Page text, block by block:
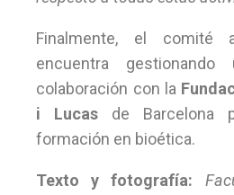
Finalmente, el comité
encuentra
colaboración con la
i Lucas de Barcelona
formación en bioética.
Texto y fotografía: